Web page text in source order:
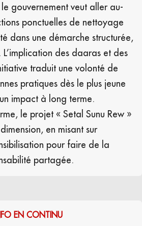
gouvernement veut aller au-
ponctuelles de nettoyage
dans une démarche structurée,
des daaras et des
traduit une volonté de
pratiques dès le plus jeune
impact à long terme.
le projet « Setal Sunu Rew »
en misant sur
pour faire de la
partagée.
EN CONTINU